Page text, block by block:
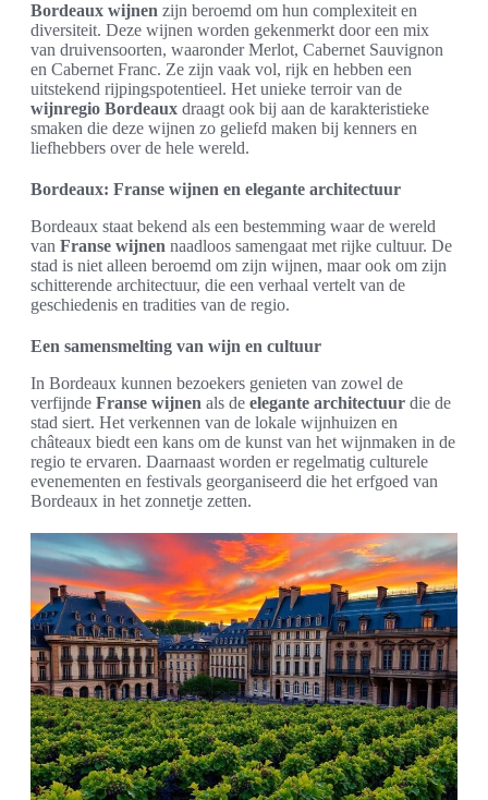
Bordeaux wijnen zijn beroemd om hun complexiteit en
diversiteit. Deze wijnen worden gekenmerkt door een mix
van druivensoorten, waaronder Merlot, Cabernet Sauvignon
en Cabernet Franc. Ze zijn vaak vol, rijk en hebben een
uitstekend rijpingspotentieel. Het unieke terroir van de
wijnregio Bordeaux draagt ook bij aan de karakteristieke
smaken die deze wijnen zo geliefd maken bij kenners en
liefhebbers over de hele wereld.
Bordeaux: Franse wijnen en elegante architectuur
Bordeaux staat bekend als een bestemming waar de wereld
van Franse wijnen naadloos samengaat met rijke cultuur. De
stad is niet alleen beroemd om zijn wijnen, maar ook om zijn
schitterende architectuur, die een verhaal vertelt van de
geschiedenis en tradities van de regio.
Een samensmelting van wijn en cultuur
In Bordeaux kunnen bezoekers genieten van zowel de
verfijnde Franse wijnen als de elegante architectuur die de
stad siert. Het verkennen van de lokale wijnhuizen en
châteaux biedt een kans om de kunst van het wijnmaken in de
regio te ervaren. Daarnaast worden er regelmatig culturele
evenementen en festivals georganiseerd die het erfgoed van
Bordeaux in het zonnetje zetten.